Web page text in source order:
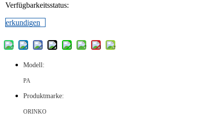
Verfügbarkeitsstatus:
erkundigen
Modell:
PA
Produktmarke:
ORINKO